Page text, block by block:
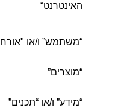
האינטרנט“
“משתמש” ו/או "אורח
“מוצרים”
“מידע” ו/או “תכנים”